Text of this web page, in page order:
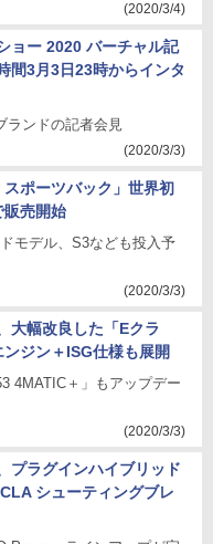
(2020/3/4)
ョー 2020 バーチャル記
間3月3日23時からインタ
ランドの記者会見
(2020/3/3)
ポーツバック」世界初
販売開始
モデル、S3なども投入予
(2020/3/3)
大幅改良した「Eクラ
ジン＋ISG仕様も展開
4MATIC＋」もアップデー
(2020/3/3)
プラグインハイブリッド
シューティングブレ